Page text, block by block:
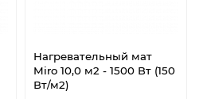
Нагревательный мат
Miro 10,0 м2 - 1500 Вт (150
Вт/м2)